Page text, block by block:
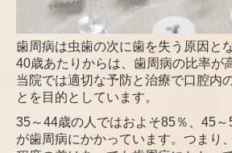
歯周病は虫歯の次に歯を失う原因と
40歳あたりからは、歯周病の比率が
当院では適切な予防と治療で口腔内
とを目的としています。
35～44歳の人ではおよそ85％、45～
が歯周病にかかっています。つまり